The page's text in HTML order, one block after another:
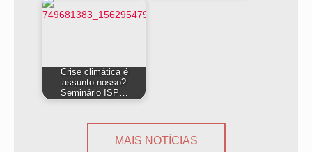
Crise climática é
assunto nosso?
Seminário ISP…
MAIS NOTÍCIAS